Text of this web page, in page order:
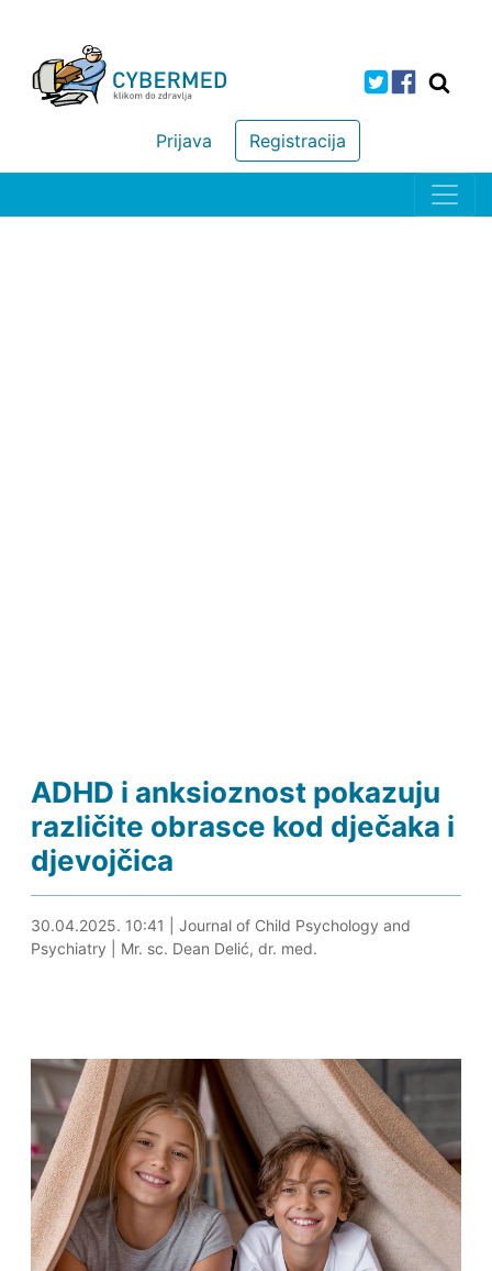
Registracija
Prijava
ADHD i anksioznost pokazuju
različite obrasce kod dječaka i
djevojčica
30.04.2025. 11:09
30.04.2025. 10:41
Journal of Child Psychology and
Psychiatry
Mr. sc. Dean Delić, dr. med.